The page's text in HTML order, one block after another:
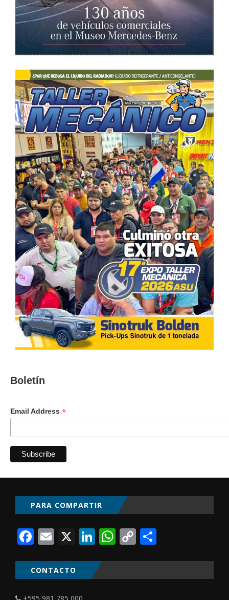
Boletín
Email Address *
PARA COMPARTIR
Facebook
Email
X LinkedIn
WhatsApp
Copy
CONTACTO